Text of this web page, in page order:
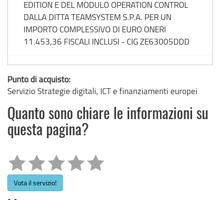
EDITION E DEL MODULO OPERATION CONTROL
DALLA DITTA TEAMSYSTEM S.P.A. PER UN
IMPORTO COMPLESSIVO DI EURO ONERI
11.453,36 FISCALI INCLUSI - CIG ZE63005DDD
Punto di acquisto:
Servizio Strategie digitali, ICT e finanziamenti europei
Quanto sono chiare le informazioni su
questa pagina?
Vota il servizio!